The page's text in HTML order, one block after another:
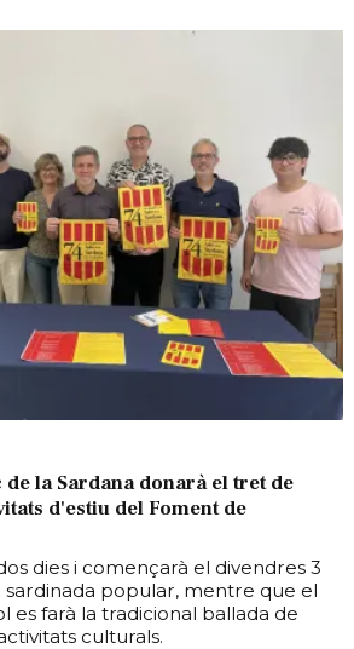
la Sardana donarà el tret de
d'estiu del Foment de
dies i començarà el divendres 3
sardinada popular, mentre que el
es farà la tradicional ballada de
culturals.